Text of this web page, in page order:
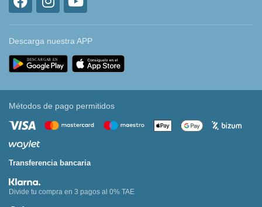
Descarga nuestra APP
Métodos de pago permitidos
Transferencia bancaria
Divide tu compra en 3 pagos al 0% TAE